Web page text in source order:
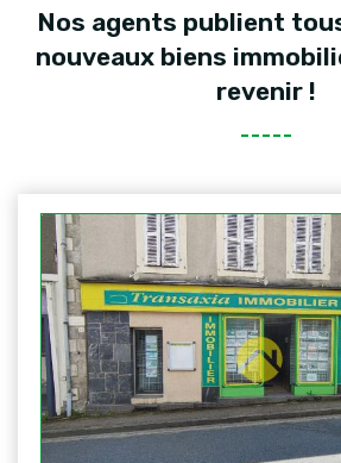
Nos agents publient
nouveaux biens
revenir !